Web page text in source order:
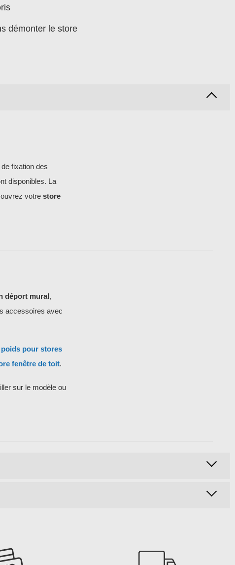
démonter le store
fixation des
disponibles. La
votre store
déport mural,
accessoires avec
poids pour stores
fenêtre de toit.
sur le modèle ou